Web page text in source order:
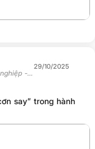
-
29/10/2025
say” trong hành